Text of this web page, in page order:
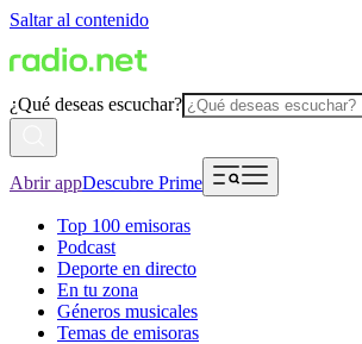
Saltar al contenido
¿Qué deseas escuchar?
Abrir appDescubre Prime
Top 100 emisoras
Podcast
Deporte en directo
En tu zona
Géneros musicales
Temas de emisoras